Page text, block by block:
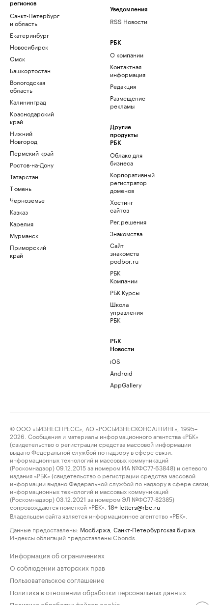
регионов
Санкт-Петербург
и область
Екатеринбург
Новосибирск
Омск
Башкортостан
Вологодская
область
Калининград
Краснодарский
край
Нижний
Новгород
Пермский край
Ростов-на-Дону
Татарстан
Тюмень
Черноземье
Кавказ
Карелия
Мурманск
Приморский
край
Уведомления
RSS Новости
РБК
О компании
Контактная
информация
Редакция
Размещение
рекламы
Другие
продукты
РБК
Облако для
бизнеса
Корпоративный
регистратор
доменов
Хостинг
сайтов
Рег.решения
Знакомства
Сайт
знакомств
podbor.ru
РБК
Компании
РБК Курсы
Школа
управления
РБК
РБК
Новости
iOS
Android
AppGallery
© ООО «БИЗНЕСПРЕСС», АО «РОСБИЗНЕСКОНСАЛТИНГ», 1995–
2026. Сообщения и материалы информационного агентства «РБК»
(свидетельство о регистрации средства массовой информации
выдано Федеральной службой по надзору в сфере связи,
информационных технологий и массовых коммуникаций
(Роскомнадзор) 09.12.2015 за номером ИА №ФС77-63848) и сетевого
издания «РБК» (свидетельство о регистрации средства массовой
информации выдано Федеральной службой по надзору в сфере связи,
информационных технологий и массовых коммуникаций
(Роскомнадзор) 03.12.2021 за номером ЭЛ №ФС77-82385)
сопровождаются пометкой «РБК».
18+ letters@rbc.ru
Владельцем сайта является информационное агентство «РБК».
Данные предоставлены: Мосбиржа Санкт-Петербургская биржа
Индексы облигаций предоставлены Cbonds.
Информация об ограничениях
О соблюдении авторских прав
Пользовательское соглашение
Политика в отношении обработки персональных данных